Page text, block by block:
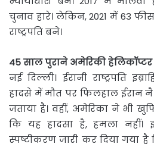
चुनाव हारे। लेकिन, 2021 में 63
राष्ट्रपति बने।
45 साल पुराने अमेरिकी
नई दिल्ली। ईरानी राष्ट्रपति
हादसे में मौत पर फिलहाल ईरान
जताया है। वहीं, अमेरिका ने भी
कि यह हादसा है, हमला नहीं।
स्पष्टीकरण जारी कर दिया गया